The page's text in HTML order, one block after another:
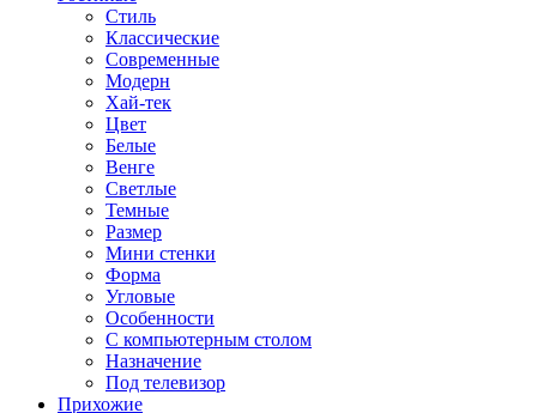
Стиль
Классические
Современные
Модерн
Хай-тек
Цвет
Белые
Венге
Светлые
Темные
Размер
Мини стенки
Форма
Угловые
Особенности
С компьютерным столом
Назначение
Под телевизор
Прихожие